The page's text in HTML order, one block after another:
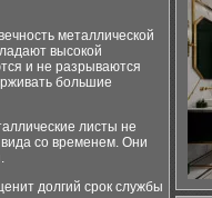
металлической
высокой
и не разрываются
большие
листы не
со временем. Они
долгий срок службы